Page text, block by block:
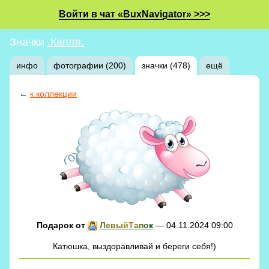
Войти в чат «BuxNavigator» >>>
Значки .Капля.
инфо фотографии (200) значки (478) ещё
← к коллекции
Подарок от ЛевыйТапок— 04.11.2024 09:00
Катюшка, выздоравливай и береги себя!)